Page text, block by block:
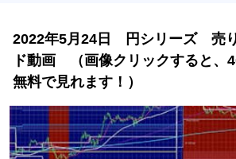
2022年5月24日 円シリーズ 売
ド動画 （画像クリックすると、
無料で見れます！）